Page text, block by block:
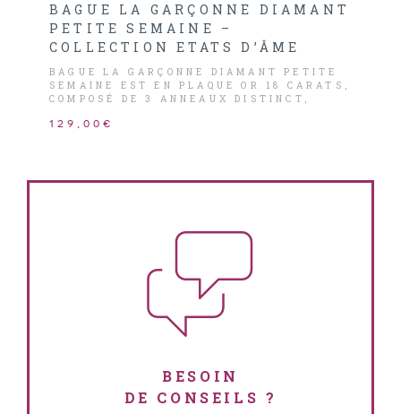
BAGUE LA GARÇONNE DIAMANT
PETITE SEMAINE –
COLLECTION ETATS D’ÂME
BAGUE LA GARÇONNE DIAMANT PETITE
SEMAINE EST EN PLAQUE OR 18 CARATS,
COMPOSÉ DE 3 ANNEAUX DISTINCT,
LISSE ORNÉ D’UN PETIT DIAMANT HSI
129,00€
BESOIN
DE CONSEILS ?